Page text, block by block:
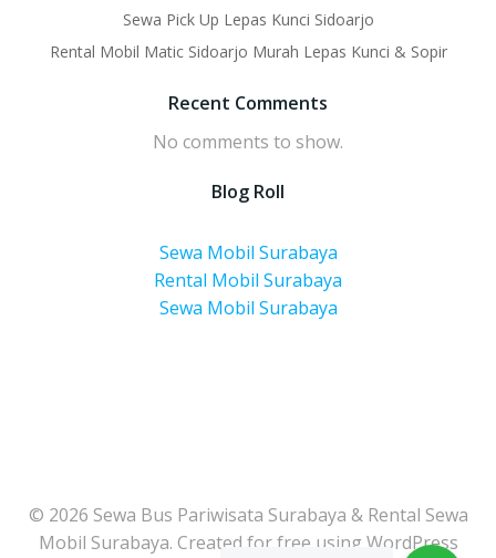
Sewa Pick Up Lepas Kunci Sidoarjo
Rental Mobil Matic Sidoarjo Murah Lepas Kunci & Sopir
Recent Comments
No comments to show.
Blog Roll
Sewa Mobil Surabaya
Rental Mobil Surabaya
Sewa Mobil Surabaya
© 2026 Sewa Bus Pariwisata Surabaya & Rental Sewa
Mobil Surabaya. Created for free using WordPress